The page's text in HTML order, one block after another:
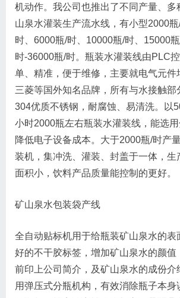
机动作。我公司也推出了不同产量、多
山泉水灌装生产流水线，有小型2000
时、6000瓶/时、10000瓶/时、15000
时-36000瓶/时。瓶装水灌装线由PLC
单、精准，便于维修，主要就电气元件
三菱等国外知名品牌，所有与水接触部
304优质不锈钢，耐腐蚀、易清洗。以
小时2000瓶左右瓶装水灌装线，能选用
降低电子设备成本。大于2000瓶/时产
装机，集冲洗、灌装、封盖于一体，生
面积小，饮料产品质量能控制的更好。
矿山泉水包装袋产线
全自动贴标机用于给瓶装矿山泉水的表
好的不干胶标签，增加矿山泉水的颜值
前印上公司简介，及矿山泉水的成份介
用弹压式分瓶机构，有效消除瓶子本身